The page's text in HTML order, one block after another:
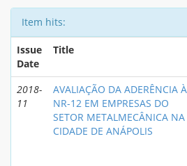
Item hits:
Issue
Date
Title
2018-
11
AVALIAÇÃO DA ADERÊNCIA À
NR-12 EM EMPRESAS DO
SETOR METALMECÂNICA NA
CIDADE DE ANÁPOLIS